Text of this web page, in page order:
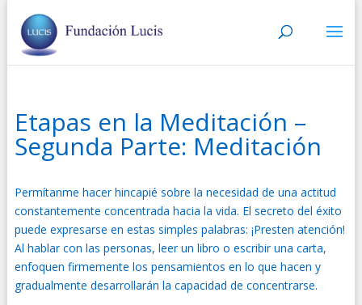
Etapas en la Meditación –
Segunda Parte: Meditación
Permítanme hacer hincapié sobre la necesidad de una actitud
constantemente concentrada hacia la vida. El secreto del éxito
puede expresarse en estas simples palabras: ¡Presten atención!
Al hablar con las personas, leer un libro o escribir una carta,
enfoquen firmemente los pensamientos en lo que hacen y
gradualmente desarrollarán la capacidad de concentrarse.